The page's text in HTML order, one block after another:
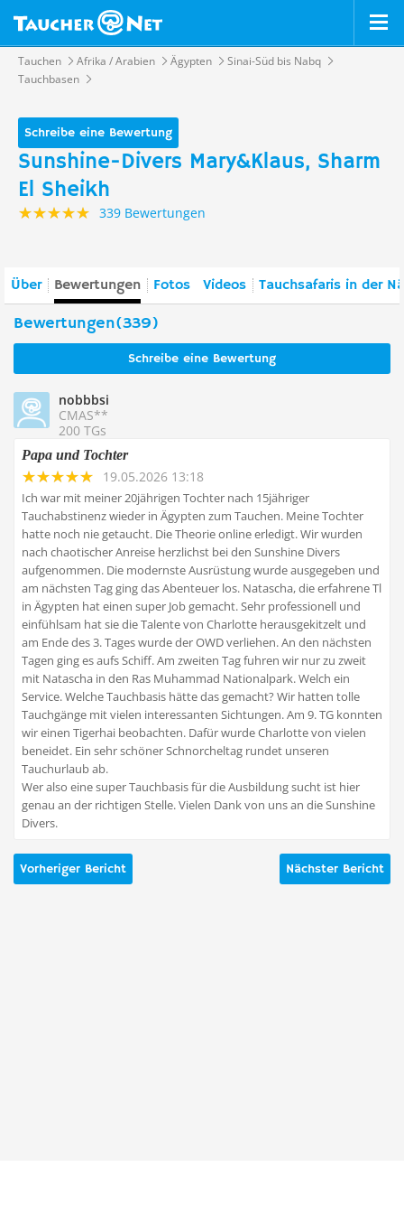
Tauchen Afrika / Arabien Ägypten
Sinai-Süd bis Nabq
Tauchbasen
Schreibe eine Bewertung
Sunshine-Divers Mary&Klaus, Sharm
El Sheikh
339 Bewertungen
Über Bewertungen Fotos Videos Tauchsafaris in der
Bewertungen(339)
Schreibe eine Bewertung
nobbbsi
CMAS**
200 TGs
Papa und Tochter
19.05.2026 13:18
Ich war mit meiner 20jährigen Tochter nach 15jähriger
Tauchabstinenz wieder in Ägypten zum Tauchen. Meine Tochter
hatte noch nie getaucht. Die Theorie online erledigt. Wir wurden
nach chaotischer Anreise herzlichst bei den Sunshine Divers
aufgenommen. Die modernste Ausrüstung wurde ausgegeben und
am nächsten Tag ging das Abenteuer los. Natascha, die erfahrene Tl
in Ägypten hat einen super Job gemacht. Sehr professionell und
einfühlsam hat sie die Talente von Charlotte herausgekitzelt und
am Ende des 3. Tages wurde der OWD verliehen. An den nächsten
Tagen ging es aufs Schiff. Am zweiten Tag fuhren wir nur zu zweit
mit Natascha in den Ras Muhammad Nationalpark. Welch ein
Service. Welche Tauchbasis hätte das gemacht? Wir hatten tolle
Tauchgänge mit vielen interessanten Sichtungen. Am 9. TG konnten
wir einen Tigerhai beobachten. Dafür wurde Charlotte von vielen
beneidet. Ein sehr schöner Schnorcheltag rundet unseren
Tauchurlaub ab.
Wer also eine super Tauchbasis für die Ausbildung sucht ist hier
genau an der richtigen Stelle. Vielen Dank von uns an die Sunshine
Divers.
Nächster Bericht
Vorheriger Bericht